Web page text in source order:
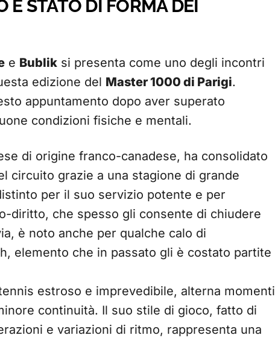
STATO DI FORMA DEI
e Bublik si presenta come uno degli incontri
edizione del Master 1000 di Parigi.
appuntamento dopo aver superato
condizioni fisiche e mentali.
di origine franco-canadese, ha consolidato
circuito grazie a una stagione di grande
per il suo servizio potente e per
diritto, che spesso gli consente di chiudere
è noto anche per qualche calo di
elemento che in passato gli è costato partite
estroso e imprevedibile, alterna momenti
continuità. Il suo stile di gioco, fatto di
e variazioni di ritmo, rappresenta una